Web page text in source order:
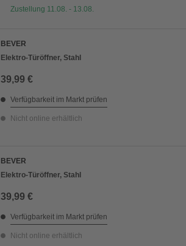
Zustellung 11.08. - 13.08.
BEVER
Elektro-Türöffner, Stahl
39,99 €
Verfügbarkeit im Markt prüfen
Nicht online erhältlich
BEVER
Elektro-Türöffner, Stahl
39,99 €
Verfügbarkeit im Markt prüfen
Nicht online erhältlich